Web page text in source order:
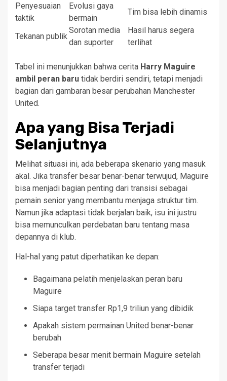
Penyesuaian
taktik
Evolusi gaya
bermain
Tim bisa lebih dinamis
Tekanan publik
Sorotan media
dan suporter
Hasil harus segera
terlihat
Tabel ini menunjukkan bahwa cerita Harry Maguire
ambil peran baru tidak berdiri sendiri, tetapi menjadi
bagian dari gambaran besar perubahan Manchester
United.
Apa yang Bisa Terjadi
Selanjutnya
Melihat situasi ini, ada beberapa skenario yang masuk
akal. Jika transfer besar benar-benar terwujud, Maguire
bisa menjadi bagian penting dari transisi sebagai
pemain senior yang membantu menjaga struktur tim.
Namun jika adaptasi tidak berjalan baik, isu ini justru
bisa memunculkan perdebatan baru tentang masa
depannya di klub.
Hal-hal yang patut diperhatikan ke depan:
Bagaimana pelatih menjelaskan peran baru
Maguire
Siapa target transfer Rp1,9 triliun yang dibidik
Apakah sistem permainan United benar-benar
berubah
Seberapa besar menit bermain Maguire setelah
transfer terjadi